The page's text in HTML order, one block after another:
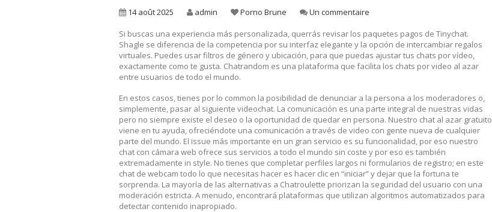
14 août 2025 admin Porno Brune
Un commentaire
Si buscas una experiencia más personalizada, querrás revisar los paquetes pagos de Tinychat.
Shagle se diferencia de la competencia por su interfaz elegante y la opción de intercambiar regalos
virtuales. Puedes usar filtros de género y ubicación, para que puedas ajustar tus chats por vídeo,
exactamente como te gusta. Chatrandom es una plataforma que facilita los chats por video al azar
entre usuarios de todo el mundo.
En estos casos, tienes por lo common la posibilidad de denunciar a la persona a los moderadores o,
simplemente, pasar al siguiente videochat. La comunicación es una parte integral de nuestras vidas
pero no siempre existe el deseo o la oportunidad de quedar en persona. Nuestro chat al azar gratuito
viene en tu ayuda, ofreciéndote una comunicación a través de video con gente nueva de cualquier
parte del mundo. El issue más importante en un gran servicio es su funcionalidad, por eso nuestro
chat con cámara web ofrece sus servicios a todo el mundo sin coste y por eso es también
extremadamente in style. No tienes que completar perfiles largos ni formularios de registro; en este
chat de webcam todo lo que necesitas hacer es hacer clic en “iniciar” y dejar que la fortuna te
sorprenda. La mayoría de las alternativas a Chatroulette priorizan la seguridad del usuario con una
moderación estricta. A menudo, encontrará plataformas que utilizan algoritmos automatizados para
detectar contenido inapropiado.